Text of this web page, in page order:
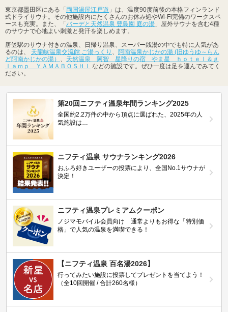
東京都墨田区にある「 両国湯屋江戸遊 」は、温度90度前後の本格フィンランド
式ドライサウナ。その他施設内にたくさんのお休み処やWi-Fi完備のワークスペ
ースも充実。また、「 バーデと天然温泉 豊島園 庭の湯 」屋外サウナを含む4種
のサウナで心地よい刺激と発汗を楽しめます。
唐笠駅のサウナ付きの温泉、日帰り温泉、スーパー銭湯の中でも特に人気があ
るのは、 天龍峡温泉交流館 ご湯っくり 、 阿南温泉かじかの湯 (旧ゆうゆ～らん
ど阿南かじかの湯） 、 天然温泉 阿智 星降りの宿 やま星 ｈｏｔｅｌ＆ｇ
ｌａｍｐ ＹＡＭＡＢＯＳＨＩ
などの施設です。ぜひ一度は足を運んでみてく
ださい。
第20回ニフティ温泉年間ランキング2025
全国約2.2万件の中から頂点に選ばれた、2025年の人
気施設は…
ニフティ温泉 サウナランキング2026
おふろ好きユーザーの投票により、全国No.1サウナが
決定！
ニフティ温泉プレミアムクーポン
ノジマモバイル会員向け 通常よりもお得な「特別価
格」で人気の温泉を満喫できる！
【ニフティ温泉 百名湯2026】
行ってみたい施設に投票してプレゼントを当てよう！
（全10回開催 / 合計260名様）